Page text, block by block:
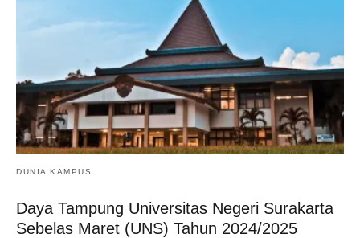
DUNIA KAMPUS
Daya Tampung Universitas Negeri Surakarta
Sebelas Maret (UNS) Tahun 2024/2025